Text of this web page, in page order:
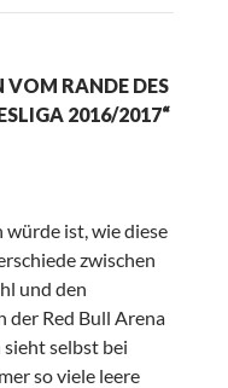
VOM RANDE DES
2016/2017“
würde ist, wie diese
zwischen
und den
der Red Bull Arena
selbst bei
so viele leere